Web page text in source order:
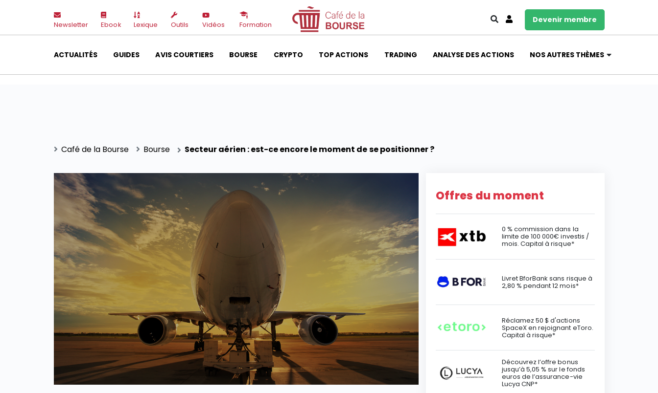
Newsletter Ebook Lexique Outils Vidéos Formation
Devenir membre
ACTUALITÉS GUIDES AVIS COURTIERS BOURSE CRYPTO TOP ACTIONS TRADING ANALYSE DES ACTIONS NOS AUTRES THÈMES
Café de la Bourse Bourse Secteur aérien : est-ce encore le moment de se positionner ?
Offres du moment
0 % commission dans la
limite de 100 000€ investis /
mois. Capital à risque*
Livret BforBank sans risque à
2,80 % pendant 12 mois*
Réclamez 50 $ d'actions
SpaceX en rejoignant eToro.
Capital à risque*
Découvrez l’offre bonus
jusqu’à 5,05 % sur le fonds
euros de l’assurance-vie
Lucya CNP*